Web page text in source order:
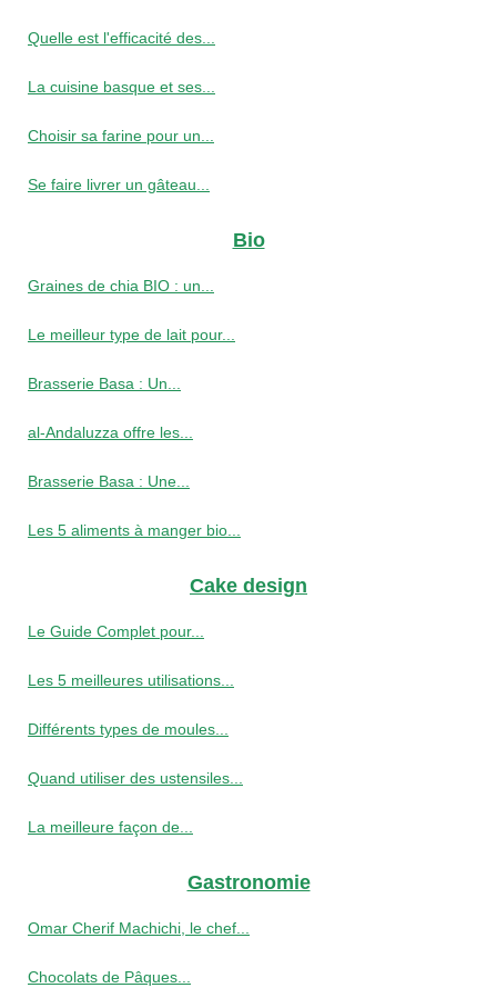
Quelle est l'efficacité des...
La cuisine basque et ses...
Choisir sa farine pour un...
Se faire livrer un gâteau...
Bio
Graines de chia BIO : un...
Le meilleur type de lait pour...
Brasserie Basa : Un...
al-Andaluzza offre les...
Brasserie Basa : Une...
Les 5 aliments à manger bio...
Cake design
Le Guide Complet pour...
Les 5 meilleures utilisations...
Différents types de moules...
Quand utiliser des ustensiles...
La meilleure façon de...
Gastronomie
Omar Cherif Machichi, le chef...
Chocolats de Pâques...